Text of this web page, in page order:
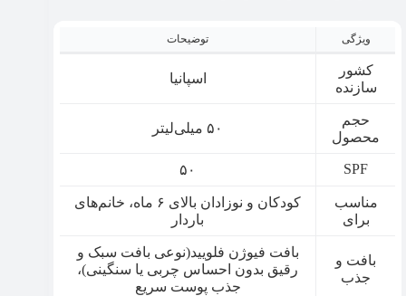
ویژگی توضیحات
کشور
سازنده
اسپانیا
حجم
محصول
۵۰ میلی‌لیتر
SPF ۵۰
مناسب
برای
کودکان و نوزادان بالای ۶ ماه، خانم‌های
باردار
بافت و
جذب
بافت فیوژن فلویید(نوعی بافت سبک و
رقیق بدون احساس چربی یا سنگینی)،
جذب پوست سریع